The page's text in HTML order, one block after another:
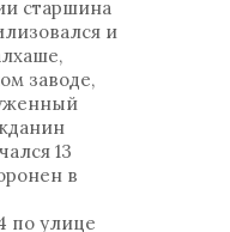
старшина
и
заводе,
13
в
по улице